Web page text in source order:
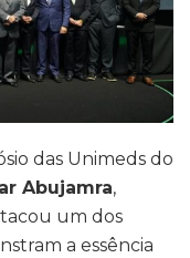
das Unimeds do
Abujamra,
um dos
a essência